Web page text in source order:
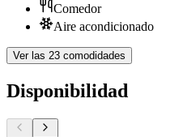
Comedor
Aire acondicionado
Ver las 23 comodidades
Disponibilidad